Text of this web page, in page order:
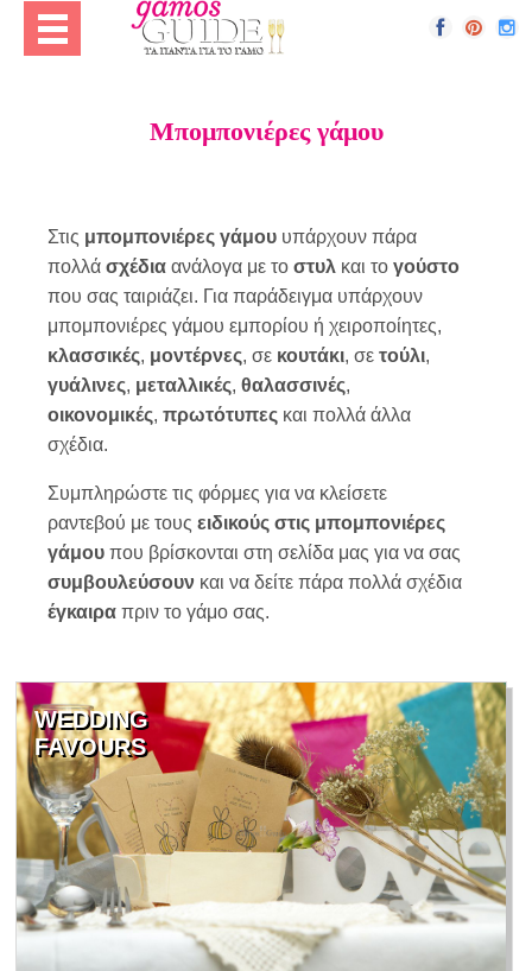
Μπομπονιέρες γάμου
Στις μπομπονιέρες γάμου υπάρχουν πάρα
πολλά σχέδια ανάλογα με το στυλ και το γούστο
που σας ταιριάζει. Για παράδειγμα υπάρχουν
μπομπονιέρες γάμου εμπορίου ή χειροποίητες,
κλασσικές, μοντέρνες, σε κουτάκι, σε τούλι,
γυάλινες, μεταλλικές, θαλασσινές,
οικονομικές, πρωτότυπες και πολλά άλλα
σχέδια.
Συμπληρώστε τις φόρμες για να κλείσετε
ραντεβού με τους ειδικούς στις μπομπονιέρες
γάμου που βρίσκονται στη σελίδα μας για να σας
συμβουλεύσουν και να δείτε πάρα πολλά σχέδια
έγκαιρα πριν το γάμο σας.
WEDDING
FAVOURS